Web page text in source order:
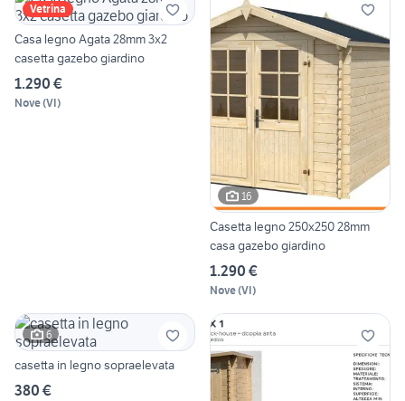
Vetrina
Casa legno Agata 28mm 3x2
casetta gazebo giardino
1.290 €
Nove(VI)
16
Casetta legno 250x250 28mm
casa gazebo giardino
1.290 €
Nove(VI)
6
casetta in legno sopraelevata
380 €